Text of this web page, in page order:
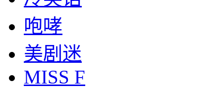
咆哮
美剧迷
MISS F